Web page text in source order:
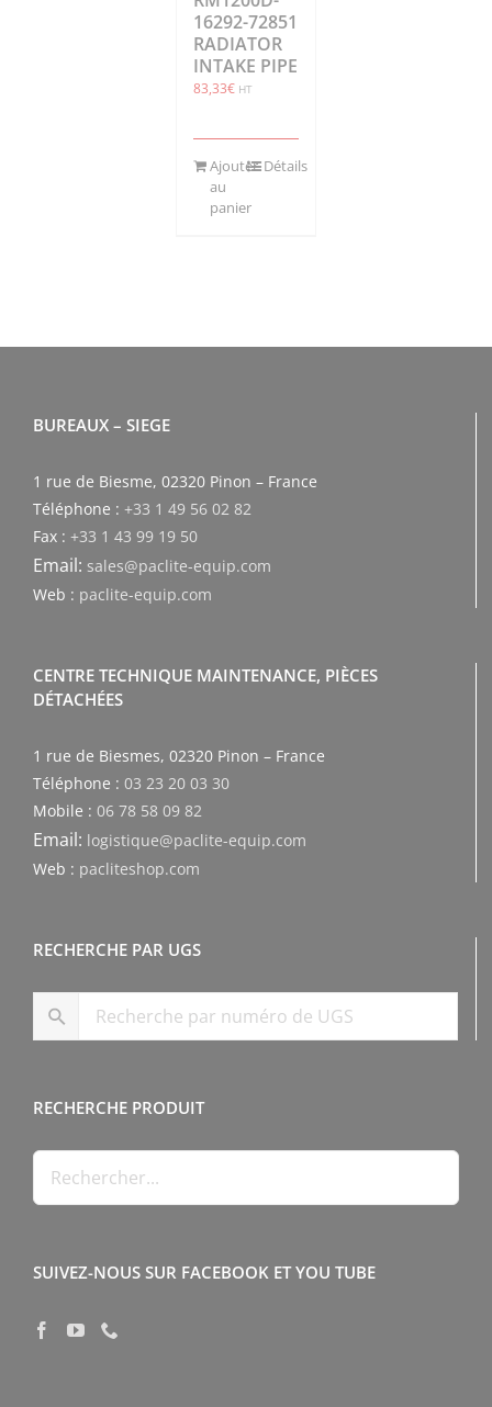
16292-72851
RADIATOR
INTAKE PIPE
83,33€ HT
Ajouter
au
panier
Détails
BUREAUX – SIEGE
1 rue de Biesme, 02320 Pinon – France
Téléphone : +33 1 49 56 02 82
Fax : +33 1 43 99 19 50
Email: sales@paclite-equip.com
Web : paclite-equip.com
CENTRE TECHNIQUE MAINTENANCE, PIÈCES
DÉTACHÉES
1 rue de Biesmes, 02320 Pinon – France
Téléphone : 03 23 20 03 30
Mobile : 06 78 58 09 82
Email: logistique@paclite-equip.com
Web : pacliteshop.com
RECHERCHE PAR UGS
RECHERCHE PRODUIT
SUIVEZ-NOUS SUR FACEBOOK ET YOU TUBE